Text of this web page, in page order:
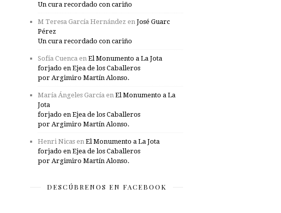
Un cura recordado con cariño
M Teresa García Hernández en José Guarc
Pérez
Un cura recordado con cariño
Sofía Cuenca en El Monumento a La Jota
forjado en Ejea de los Caballeros
por Argimiro Martín Alonso.
María Ángeles García en El Monumento a La
Jota
forjado en Ejea de los Caballeros
por Argimiro Martín Alonso.
Henri Nicas en El Monumento a La Jota
forjado en Ejea de los Caballeros
por Argimiro Martín Alonso.
DESCÚBRENOS EN FACEBOOK